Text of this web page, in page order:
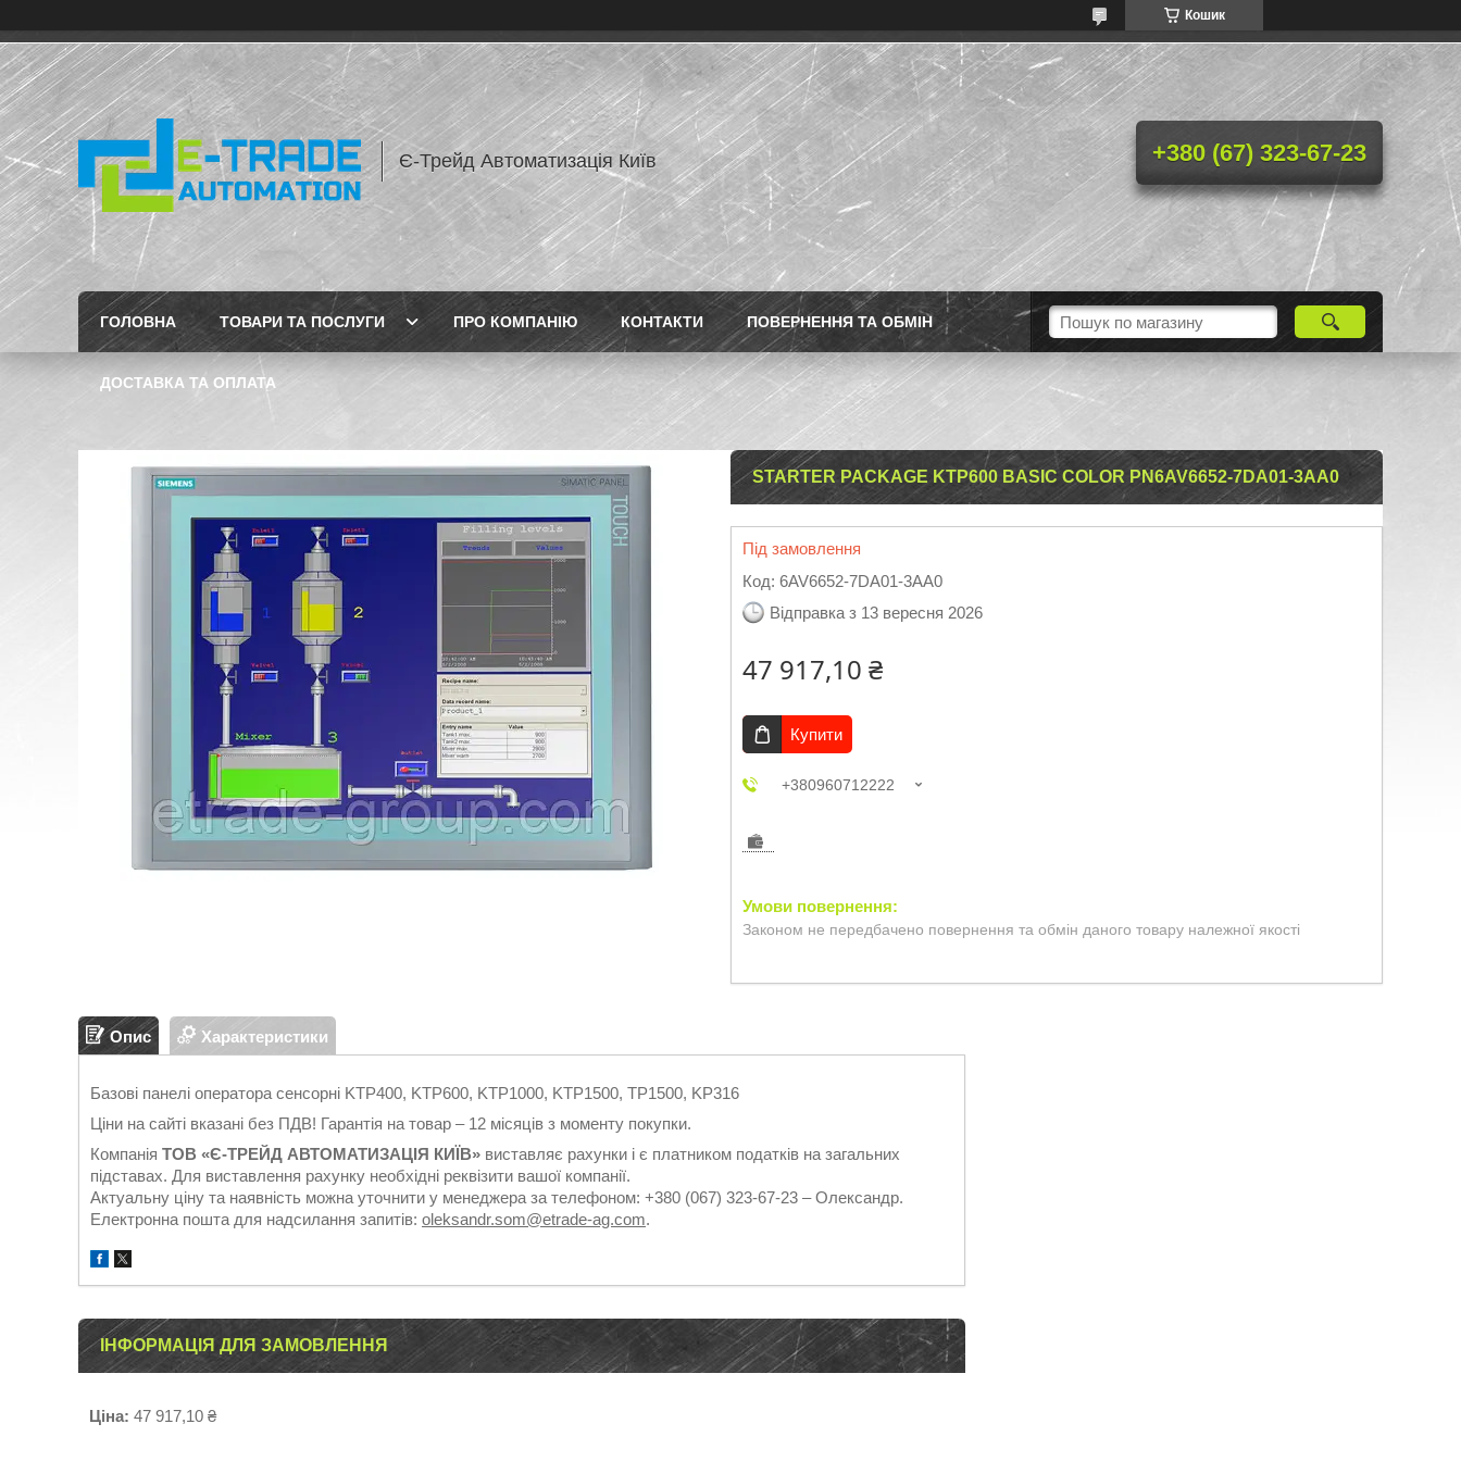
Кошик
Є-Трейд Автоматизація Київ +380 (67) 323-67-23
ГОЛОВНА ТОВАРИ ТА ПОСЛУГИ ПРО КОМПАНІЮ КОНТАКТИ ПОВЕРНЕННЯ ТА ОБМІН
ДОСТАВКА ТА ОПЛАТА
STARTER PACKAGE KTP600 BASIC COLOR PN6AV6652-7DA01-3AA0
Під замовлення
Код: 6AV6652-7DA01-3AA0
Відправка з 13 вересня 2026
47 917,10 ₴
Купити
+380960712222
Законом не передбачено повернення та обмін даного товару належної якості
Опис Характеристики
Базові панелі оператора сенсорні KTP400, KTP600, KTP1000, KTP1500, TP1500, KP316
Ціни на сайті вказані без ПДВ! Гарантія на товар – 12 місяців з моменту покупки.
Компанія ТОВ «Є-ТРЕЙД АВТОМАТИЗАЦІЯ КИЇВ» виставляє рахунки і є платником податків на загальних
підставах. Для виставлення рахунку необхідні реквізити вашої компанії.
Актуальну ціну та наявність можна уточнити у менеджера за телефоном: +380 (067) 323-67-23 – Олександр.
Електронна пошта для надсилання запитів: oleksandr.som@etrade-ag.com.
ІНФОРМАЦІЯ ДЛЯ ЗАМОВЛЕННЯ
Ціна: 47 917,10 ₴